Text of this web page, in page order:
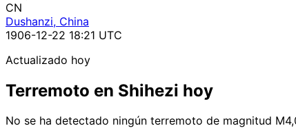
CN
Dushanzi, China
1906-12-22 18:21 UTC
Actualizado hoy
Terremoto en Shihezi hoy
No se ha detectado ningún terremoto de magnitud